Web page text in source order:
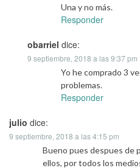
Una y no más.
Responder
obarriel dice:
9 septiembre, 2018 a las 9:37 pm
Yo he comprado 3
problemas.
Responder
julio dice:
9 septiembre, 2018 a las 4:15 pm
Bueno pues despues de
ellos, por todos los